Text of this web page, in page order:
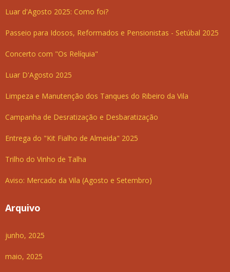
Luar d'Agosto 2025: Como foi?
Passeio para Idosos, Reformados e Pensionistas - Setúbal 2025
Concerto com "Os Relíquia"
Luar D'Agosto 2025
Limpeza e Manutenção dos Tanques do Ribeiro da Vila
Campanha de Desratização e Desbaratização
Entrega do "Kit Fialho de Almeida" 2025
Trilho do Vinho de Talha
Aviso: Mercado da Vila (Agosto e Setembro)
Arquivo
junho, 2025
maio, 2025